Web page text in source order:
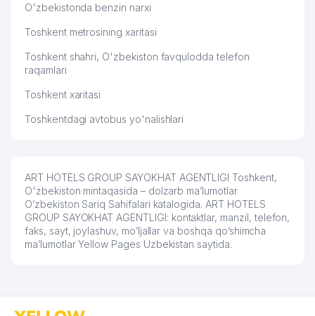
57 ASIA ADVENTURES MChJ
58 OCEAN-SEEFOOD MChJ 618 м
60
TIJORAT BANK YAKKASAROY FILIALI
62 KLASSIK GOLD DOOR MChJ
63 IGEX ASIA MChJ 653 м
CORRIDA FOOD OILAVIY
O'zbekistonda benzin narxi
Toshkent metrosining xaritasi
Toshkent shahri, O'zbekiston favqulodda telefon
raqamlari
Toshkent xaritasi
Toshkentdagi avtobus yo'nalishlari
ART HOTELS GROUP SAYOKHAT AGENTLIGI Toshkent,
O'zbekiston mintaqasida – dolzarb ma’lumotlar
O’zbekiston Sariq Sahifalari katalogida. ART HOTELS
GROUP SAYOKHAT AGENTLIGI: kontaktlar, manzil, telefon,
faks, sayt, joylashuv, mo’ljallar va boshqa qo’shimcha
ma’lumotlar Yellow Pages Uzbekistan saytida.